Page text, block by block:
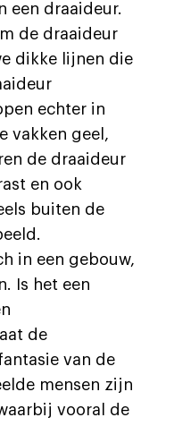
een draaideur.
de draaideur
dikke lijnen die
echter in
vakken geel,
de draaideur
en ook
buiten de
in een gebouw,
Is het een
de
van de
mensen zijn
vooral de